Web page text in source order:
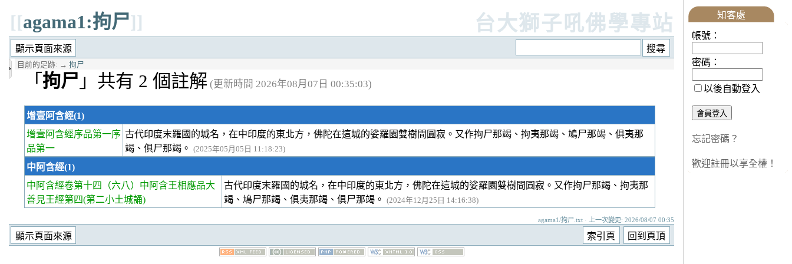
[[agama1:拘尸]] 台大獅子吼佛學專站
目前的足跡: → 拘尸
「 拘尸 」共有 2 個註解 (更新時間 2026年08月07日 00:35:03)
增壹阿含經(1)
增壹阿含經序品第一序
品第一
古代印度末羅國的城名，在中印度的東北方，佛陀在這城的娑羅園雙樹間圓寂。又作拘尸那竭、拘夷那竭、鳩尸那竭、俱夷那
竭、俱尸那竭。
(2025年05月05日 11:18:23)
中阿含經(1)
中阿含經卷第十四
（六八）中阿含王相應品大
善見王經第四(第二小土城誦)
古代印度末羅國的城名，在中印度的東北方，佛陀在這城的娑羅園雙樹間圓寂。又作拘尸那竭、拘夷那
竭、鳩尸那竭、俱夷那竭、俱尸那竭。
(2024年12月25日 14:16:38)
agama1/拘尸.txt · 上一次變更: 2026/08/07 00:35
知客處
帳號：
密碼：
以後自動登入
忘記密碼？
歡迎註冊以享全權！